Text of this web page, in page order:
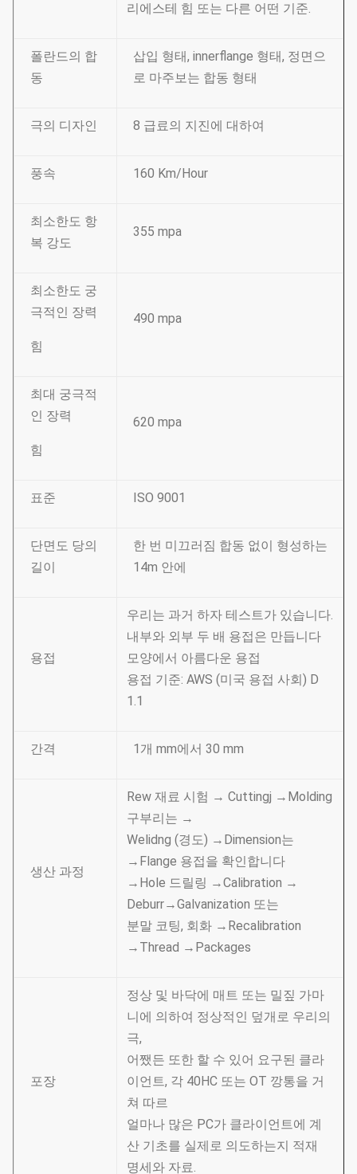
리에스테 힘 또는 다른 어떤 기준.
폴란드의 합
동
삽입 형태, innerflange 형태, 정면으
로 마주보는 합동 형태
극의 디자인 8 급료의 지진에 대하여
풍속 160 Km/Hour
최소한도 항
복 강도
355 mpa
최소한도 궁
극적인 장력
힘
490 mpa
최대 궁극적
인 장력
힘
620 mpa
표준 ISO 9001
단면도 당의
길이
한 번 미끄러짐 합동 없이 형성하는
14m 안에
용접
우리는 과거 하자 테스트가 있습니다.
내부와 외부 두 배 용접은 만듭니다
모양에서 아름다운 용접
용접 기준: AWS (미국 용접 사회) D
1.1
간격 1개 mm에서 30 mm
생산 과정
Rew 재료 시험 → Cuttingj →Molding
구부리는 →
Welidng (경도) →Dimension는
→Flange 용접을 확인합니다
→Hole 드릴링 →Calibration →
Deburr→Galvanization 또는
분말 코팅, 회화 →Recalibration
→Thread →Packages
포장
정상 및 바닥에 매트 또는 밀짚 가마
니에 의하여 정상적인 덮개로 우리의
극,
어쨌든 또한 할 수 있어 요구된 클라
이언트, 각 40HC 또는 OT 깡통을 거
쳐 따르
얼마나 많은 PC가 클라이언트에 계
산 기초를 실제로 의도하는지 적재
명세와 자료.